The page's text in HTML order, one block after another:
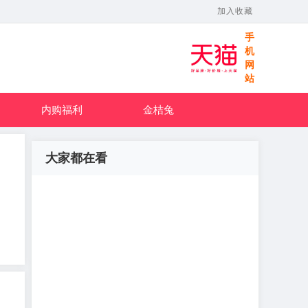
加入收藏
手
机
网
站
内购福利 金桔兔
大家都在看